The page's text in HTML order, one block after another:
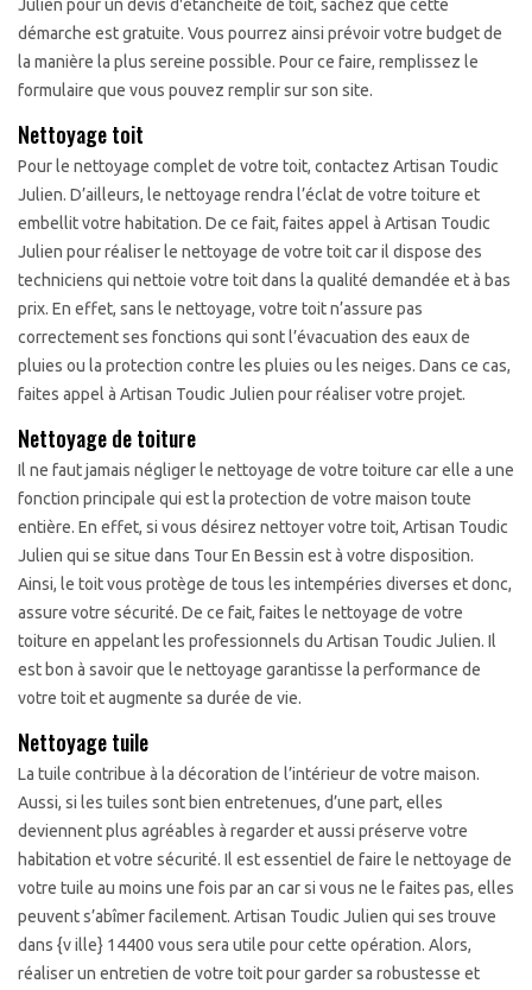
Julien pour un devis d'étanchéité de toit, sachez que cette
démarche est gratuite. Vous pourrez ainsi prévoir votre budget de
la manière la plus sereine possible. Pour ce faire, remplissez le
formulaire que vous pouvez remplir sur son site.
Nettoyage toit
Pour le nettoyage complet de votre toit, contactez Artisan Toudic
Julien. D’ailleurs, le nettoyage rendra l’éclat de votre toiture et
embellit votre habitation. De ce fait, faites appel à Artisan Toudic
Julien pour réaliser le nettoyage de votre toit car il dispose des
techniciens qui nettoie votre toit dans la qualité demandée et à bas
prix. En effet, sans le nettoyage, votre toit n’assure pas
correctement ses fonctions qui sont l’évacuation des eaux de
pluies ou la protection contre les pluies ou les neiges. Dans ce cas,
faites appel à Artisan Toudic Julien pour réaliser votre projet.
Nettoyage de toiture
Il ne faut jamais négliger le nettoyage de votre toiture car elle a une
fonction principale qui est la protection de votre maison toute
entière. En effet, si vous désirez nettoyer votre toit, Artisan Toudic
Julien qui se situe dans Tour En Bessin est à votre disposition.
Ainsi, le toit vous protège de tous les intempéries diverses et donc,
assure votre sécurité. De ce fait, faites le nettoyage de votre
toiture en appelant les professionnels du Artisan Toudic Julien. Il
est bon à savoir que le nettoyage garantisse la performance de
votre toit et augmente sa durée de vie.
Nettoyage tuile
La tuile contribue à la décoration de l’intérieur de votre maison.
Aussi, si les tuiles sont bien entretenues, d’une part, elles
deviennent plus agréables à regarder et aussi préserve votre
habitation et votre sécurité. Il est essentiel de faire le nettoyage de
votre tuile au moins une fois par an car si vous ne le faites pas, elles
peuvent s’abîmer facilement. Artisan Toudic Julien qui ses trouve
dans {v ille} 14400 vous sera utile pour cette opération. Alors,
réaliser un entretien de votre toit pour garder sa robustesse et